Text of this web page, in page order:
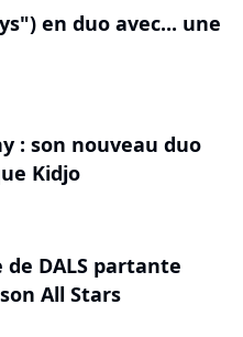
en duo avec... une
: son nouveau duo
Kidjo
DALS partante
All Stars